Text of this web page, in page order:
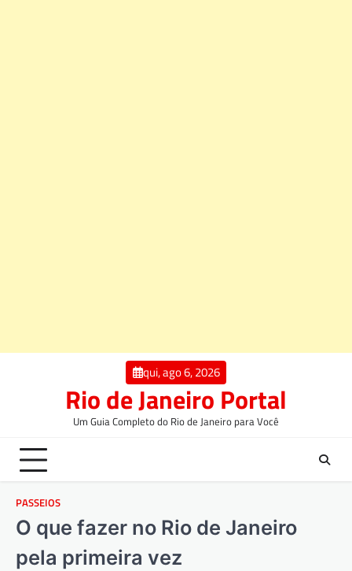
qui, ago 6, 2026
Rio de Janeiro Portal
Um Guia Completo do Rio de Janeiro para Você
PASSEIOS
O que fazer no Rio de Janeiro
pela primeira vez